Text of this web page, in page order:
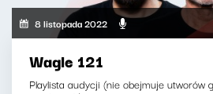
8 listopada 2022
Wagle 121
Playlista audycji (nie obejmuje utworów